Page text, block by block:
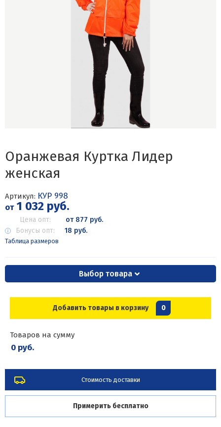
Оранжевая Куртка Лидер
женская
Артикул: КУР 998
от1 032 руб.
Цена опт:
от 877 руб.
Бонусы опт:
18 руб.
Таблица размеров
Выбор товара
Добавить товары в корзину 0
Товаров на сумму
0 руб.
Стоимость доставки
Примерить бесплатно